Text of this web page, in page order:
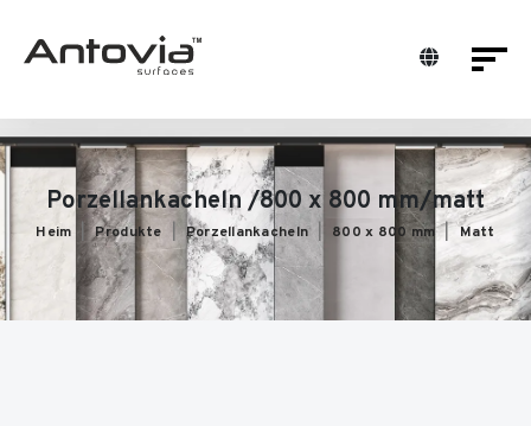
Porzellankacheln /800 x 800 mm/matt
Heim Produkte Porzellankacheln 800 x 800 mm Matt